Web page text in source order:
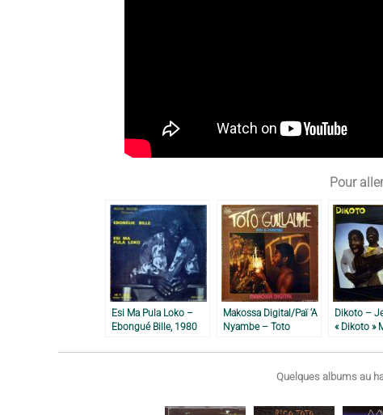
Pour
Esi Ma Pula Loko –
Ebongué Bille, 1980
Makossa Digital/Paï ‘A
Nyambe – Toto
Dikoto –
« Dikoto »
Quelques albums au